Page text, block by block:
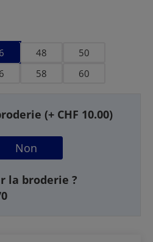
48
50
58 60
(+ CHF 10.00)
Non
la broderie ?